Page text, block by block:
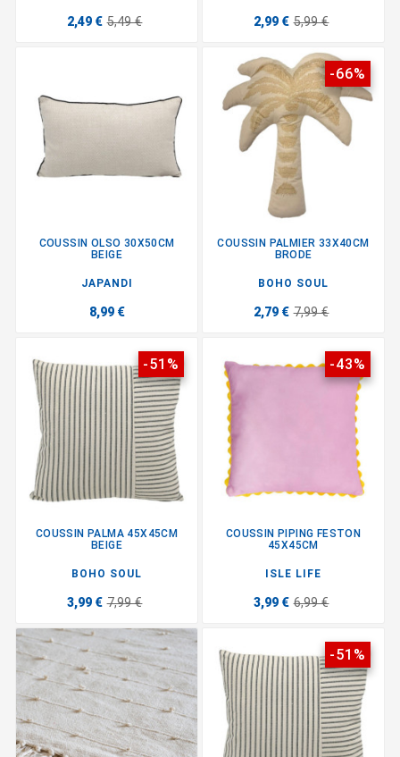
2,49 € 5,49 € 2,99 € 5,99 €
COUSSIN OLSO 30X50CM
BEIGE
JAPANDI
8,99 €
-66%
COUSSIN PALMIER 33X40CM
BRODE
BOHO SOUL
2,79 € 7,99 €
-51%
COUSSIN PALMA 45X45CM
BEIGE
BOHO SOUL
3,99 € 7,99 €
-43%
COUSSIN PIPING FESTON
45X45CM
ISLE LIFE
3,99 € 6,99 €
-51%